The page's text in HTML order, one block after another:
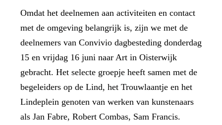
Omdat het deelnemen aan activiteiten en contact
met de omgeving belangrijk is, zijn we met de
deelnemers van Convivio dagbesteding donderdag
15 en vrijdag 16 juni naar Art in Oisterwijk
gebracht. Het selecte groepje heeft samen met de
begeleiders op de Lind, het Trouwlaantje en het
Lindeplein genoten van werken van kunstenaars
als Jan Fabre, Robert Combas, Sam Francis.